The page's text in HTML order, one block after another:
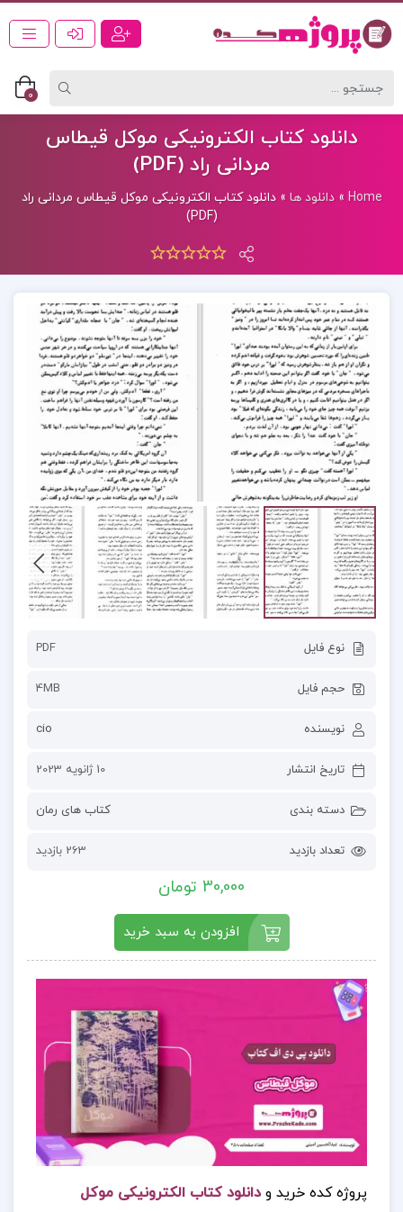
0
دانلود کتاب الکترونیکی موکل قیطاس
مردانی راد (PDF)
Home
»دانلود ها »دانلود کتاب الکترونیکی موکل قیطاس مردانی راد
(PDF)
نوع فایل PDF
حجم فایل 4MB
نویسنده cio
تاریخ انتشار 10 ژانویه 2023
دسته بندی کتاب های رمان
تعداد بازدید 263 بازدید
30,000 تومان
افزودن به سبد خرید
پروژه کده خرید و دانلود کتاب الکترونیکی موکل